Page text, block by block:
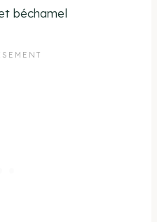
béchamel